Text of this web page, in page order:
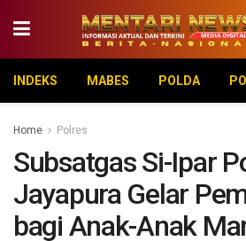
INDEKS MABES POLDA
Home Polres
Subsatgas Si-Ipar
Jayapura Gelar
bagi Anak-Anak